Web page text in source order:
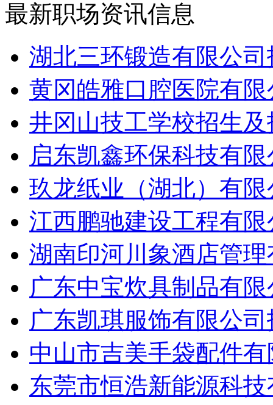
最新职场资讯信息
湖北三环锻造有限公
黄冈皓雅口腔医院有
井冈山技工学校招生
启东凯鑫环保科技有
玖龙纸业（湖北）有
江西鹏驰建设工程有
湖南印河川象酒店管
广东中宝炊具制品有
广东凯琪服饰有限公
中山市吉美手袋配件
东莞市恒浩新能源科